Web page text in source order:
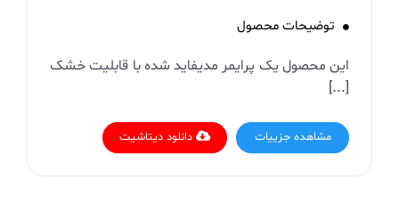
توضیحات محصول
این محصول یک پرایمر مدیفاید شده با قابلیت خشک
[...]
مشاهده جزییات دانلود دیتاشیت